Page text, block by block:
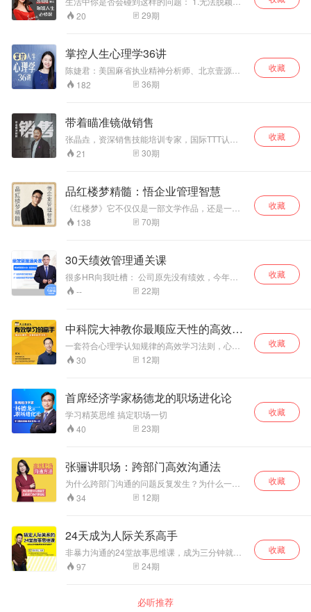
出？ 2.无法认清自我极限？ 3.发掘不到自我亮
点？ 4.自我价值不被肯定？ 美国管理学者彼得斯
工作生存法则就是建立个人品牌。" 倘若你埋头工
作却不被人认知，你的杰出表现就会被铺天盖地
的信息淹没，因此个体价值比什么都重要！ 苏博
士将帮助你：1.展现个人特色 2.得到价值肯定 3.
升职加薪
20 29期
掌控人生心理学36讲
陈婕君：美国麻省执业精神分析师、北京壹源心
理健康中心创始人。教你扫描“心理基因”，全面掌
控自己的人生。
182 36期
收藏
带着瞄准镜做销售
张晶垚，资深销售技能培训专家，国际TTT认证
职业培训师。十余年世界500强等国内外知名企
业实战经验；曾担任销售经理、营运总监、培训
品、保健品、房地产等多个行业。长期担任诸多
大型企业的咨询顾问。
21 30期
收藏
品红楼梦精髓：悟企业管理智慧
《红楼梦》它不仅仅是一部文学作品，还是一扇
打开中国传统文化的大门，一条融通多门学科的
路径。马经义认为“红学”是划分现代与传统学术的
科学管理门道它体现在贾府上下的一朝一夕，值
得被现代企业管理者深入研究并借鉴
138 70期
收藏
30天绩效管理通关课
很多HR向我吐槽： 公司原先没有绩效，今年效
益不好，老板要推绩效，想从工资里抽取一部分
作为绩效工资，但是大家要很努力才能保持原来
绩效，说实话我自己都觉得接受不了，员工肯定
怨声载道？我也不好反驳老板，可事情也不能不
做，我该怎么办？ 《30天绩效管理通关课》帮你
解决绩效建立、绩效推行、绩效完善、绩效考
核、绩效沟通等几大难题！
-- 22期
收藏
中科院大神教你最顺应天性的高效学
习法
一套符合心理学认知规律的高效学习法则，心理
学底层奥秘，引爆你的学习力！
30 12期
收藏
首席经济学家杨德龙的职场进化论
学习精英思维 搞定职场一切
40
23期
收藏
张骊讲职场：跨部门高效沟通法
为什么跨部门沟通的问题反复发生？为什么一件
事情由一个部门主导却没人配合？部门间的交叉
与重叠如何处理？挖掘跨部门沟通问题的根源，
间的沟通障碍。帮助职场人士充分认知职场沟通
的重要性。掌握职场沟通的基本方法和技巧；有
效处理和解决职场沟通中常见的各种问题， 提高
跨部门沟通效果，提升企业员工工作效率，增进
员工之间的凝聚力
34 12期
收藏
24天成为人际关系高手
非暴力沟通的24堂故事思维课，成为三分钟就能
讲好故事的沟通高手。
97 24期
收藏
必听推荐